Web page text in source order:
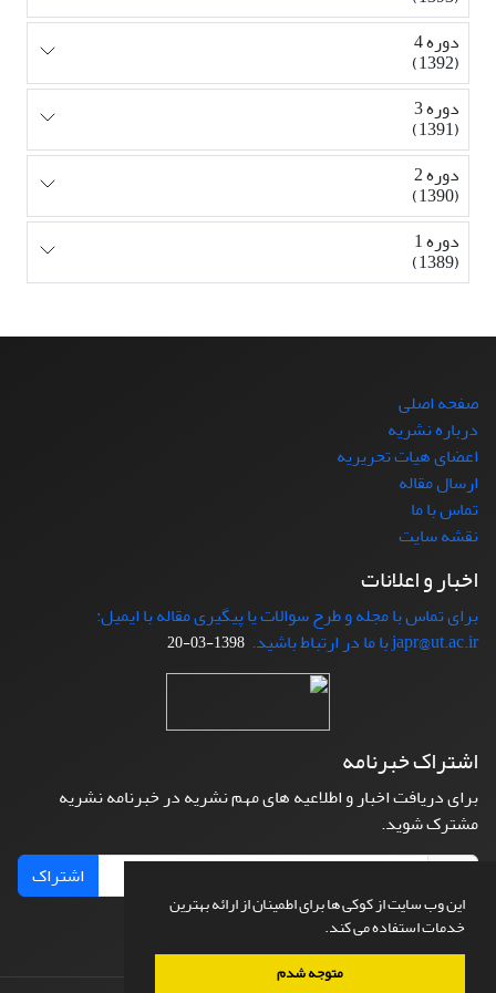
این وب سایت از کوکی ها برای اطمینان از ارائه بهترین
خدمات استفاده می کند.
متوجه شدم
دوره 4
(1392)
دوره 3
(1391)
دوره 2
(1390)
دوره 1
(1389)
صفحه اصلی
درباره نشریه
اعضای هیات تحریریه
ارسال مقاله
تماس با ما
نقشه سایت
اخبار و اعلانات
برای تماس با مجله و طرح سوالات یا پیگیری مقاله با ایمیل:
japr@ut.ac.ir با ما در ارتباط باشید.
1398-03-20
اشتراک خبرنامه
برای دریافت اخبار و اطلاعیه های مهم نشریه در خبرنامه نشریه
مشترک شوید.
اشتراک